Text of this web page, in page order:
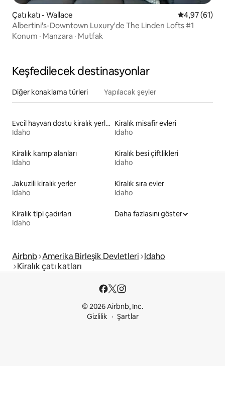
Çatı katı - Wallace 5 üzerinden
4,97 (61)
Albertini's-Downtown Luxury'de The Linden Lofts #1
Konum · Manzara · Mutfak
Keşfedilecek destinasyonlar
Diğer konaklama türleri Yapılacak şeyler
Evcil hayvan dostu kiralık yerler
Idaho
Kiralık misafir evleri
Idaho
Kiralık kamp alanları
Idaho
Kiralık besi çiftlikleri
Idaho
Jakuzili kiralık yerler
Idaho
Kiralık sıra evler
Idaho
Kiralık tipi çadırları
Idaho
Daha fazlasını göster
Airbnb Amerika Birleşik Devletleri Idaho
Kiralık çatı katları
© 2026 Airbnb, Inc.
Gizlilik
Şartlar